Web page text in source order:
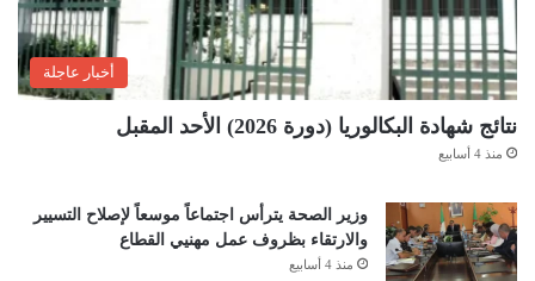
أخبار عاجلة
نتائج شهادة البكالوريا (دورة 2026) الأحد المقبل
منذ 4 أسابيع
وزير الصحة يترأس اجتماعاً موسعاً لإصلاح التسيير
والارتقاء بظروف عمل مهنيي القطاع
منذ 4 أسابيع